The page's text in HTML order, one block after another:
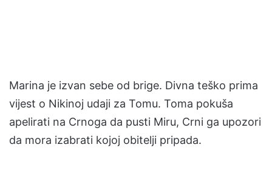
Marina je izvan sebe od brige. Divna teško prima
vijest o Nikinoj udaji za Tomu. Toma pokuša
apelirati na Crnoga da pusti Miru, Crni ga upozori
da mora izabrati kojoj obitelji pripada.